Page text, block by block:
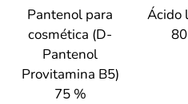
Pantenol para
cosmética (D-
Pantenol
Provitamina B5)
75 %
Ácido